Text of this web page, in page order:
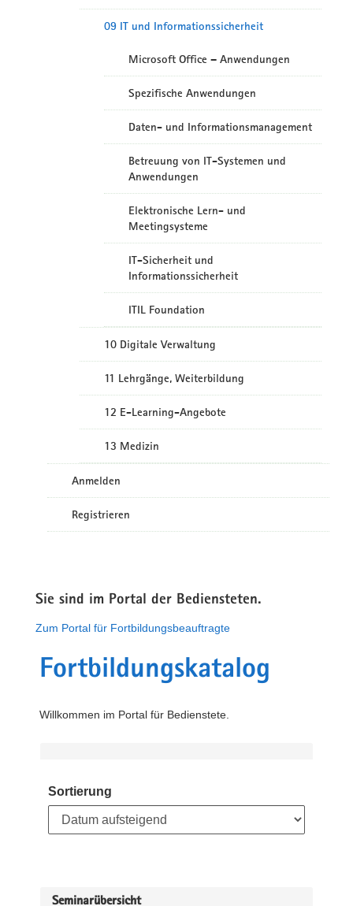
09 IT und Informationssicherheit
Microsoft Office – Anwendungen
Spezifische Anwendungen
Daten- und Informationsmanagement
Betreuung von IT-Systemen und
Anwendungen
Elektronische Lern- und
Meetingsysteme
IT-Sicherheit und
Informationssicherheit
ITIL Foundation
10 Digitale Verwaltung
11 Lehrgänge, Weiterbildung
12 E-Learning-Angebote
13 Medizin
Anmelden
Registrieren
Sie sind im Portal der Bediensteten.
Zum Portal für Fortbildungsbeauftragte
Fortbildungskatalog
Willkommen im Portal für Bedienstete.
Sortierung
Seminarübersicht